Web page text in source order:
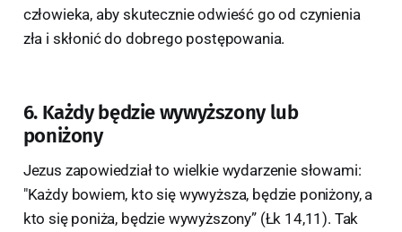
człowieka, aby skutecznie odwieść go od czynienia
zła i skłonić do dobrego postępowania.
6. Każdy będzie wywyższony lub
poniżony
Jezus zapowiedział to wielkie wydarzenie słowami:
"Każdy bowiem, kto się wywyższa, będzie poniżony, a
kto się poniża, będzie wywyższony” (Łk 14,11). Tak